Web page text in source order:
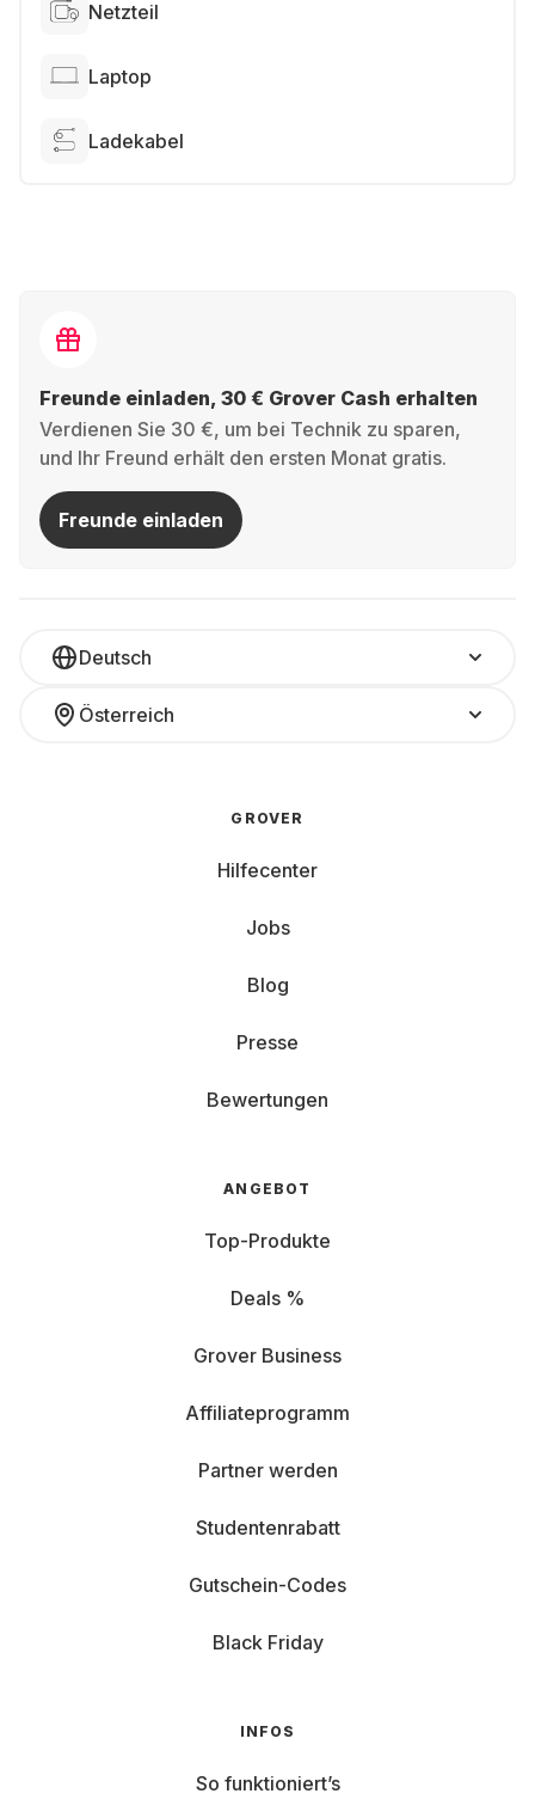
Netzteil
Laptop
Ladekabel
Freunde einladen, 30 € Grover Cash erhalten
Verdienen Sie 30 €, um bei Technik zu sparen,
und Ihr Freund erhält den ersten Monat gratis.
Freunde einladen
Deutsch
Österreich
GROVER
Hilfecenter
Jobs
Blog
Presse
Bewertungen
ANGEBOT
Top-Produkte
Deals %
Grover Business
Affiliateprogramm
Partner werden
Studentenrabatt
Gutschein-Codes
Black Friday
INFOS
So funktioniert’s